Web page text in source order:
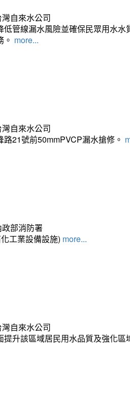
自來水公司
低管線漏水風險並確保民眾用水
more...
自來水公司
21號前50mmPVCP漏水搶修。
部消防署
工業設備設施) more...
自來水公司
提升該區域居民用水品質及強化